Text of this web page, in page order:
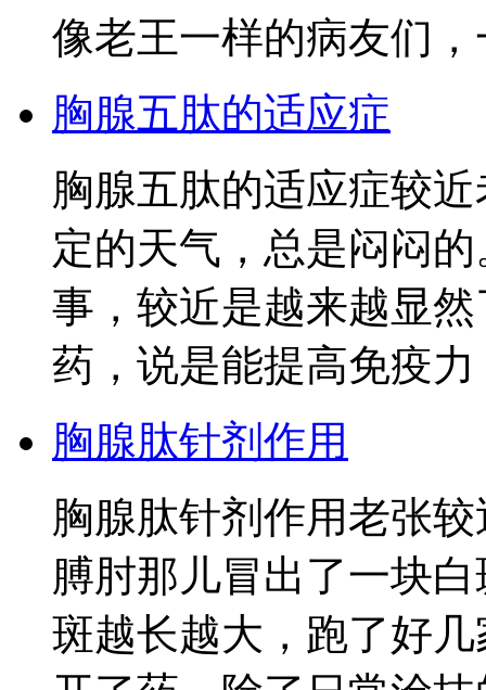
像老王一样的病友们，
胸腺五肽的适应症
胸腺五肽的适应症较
定的天气，总是闷闷
事，较近是越来越显
药，说是能提高免疫力
胸腺肽针剂作用
胸腺肽针剂作用老张
膊肘那儿冒出了一块
斑越长越大，跑了好